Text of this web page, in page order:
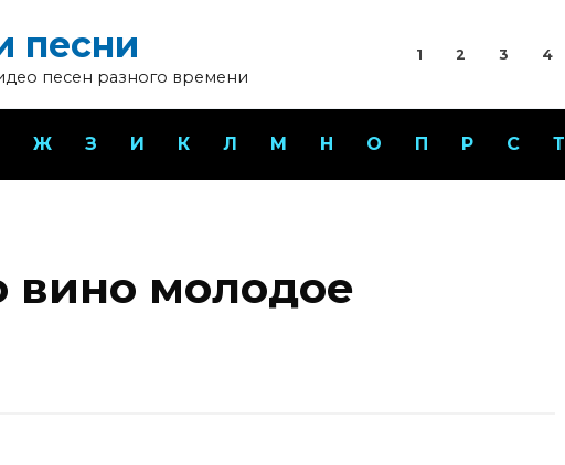
песни
песен разного времени
1 2 3 4
Ж З И К Л М Н О П Р С Т
вино молодое